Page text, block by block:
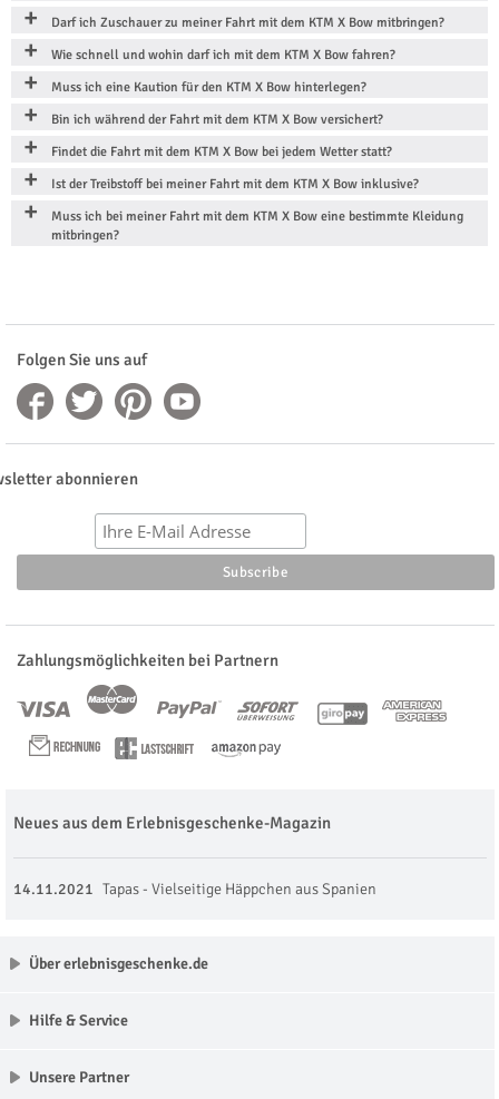
Darf ich Zuschauer zu meiner Fahrt mit dem KTM X Bow mitbringen?
Wie schnell und wohin darf ich mit dem KTM X Bow fahren?
Muss ich eine Kaution für den KTM X Bow hinterlegen?
Bin ich während der Fahrt mit dem KTM X Bow versichert?
Findet die Fahrt mit dem KTM X Bow bei jedem Wetter statt?
Ist der Treibstoff bei meiner Fahrt mit dem KTM X Bow inklusive?
Muss ich bei meiner Fahrt mit dem KTM X Bow eine bestimmte Kleidung
mitbringen?
Folgen Sie uns auf
abonnieren
Zahlungsmöglichkeiten bei Partnern
Neues aus dem Erlebnisgeschenke-Magazin
14.11.2021 Tapas - Vielseitige Häppchen aus Spanien
Über erlebnisgeschenke.de
Hilfe & Service
Unsere Partner